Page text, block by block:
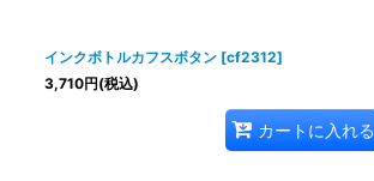
インクボトルカフスボタン [cf2312]
3,710円(税込)
カートに入れる